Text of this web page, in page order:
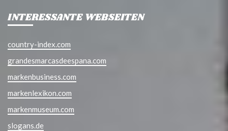
INTERESSANTE WEBSEITEN
country-index.com
grandesmarcasdeespana.com
markenbusiness.com
markenlexikon.com
markenmuseum.com
slogans.de